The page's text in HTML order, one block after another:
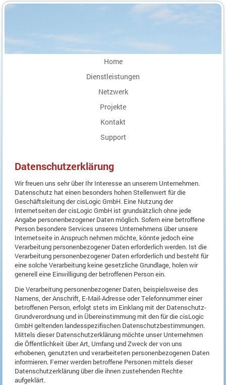
Home
Dienstleistungen
Netzwerk
Projekte
Kontakt
Support
Datenschutzerklärung
Wir freuen uns sehr über Ihr Interesse an unserem Unternehmen.
Datenschutz hat einen besonders hohen Stellenwert für die
Geschäftsleitung der cisLogic GmbH. Eine Nutzung der
Internetseiten der cisLogic GmbH ist grundsätzlich ohne jede
Angabe personenbezogener Daten möglich. Sofern eine betroffene
Person besondere Services unseres Unternehmens über unsere
Internetseite in Anspruch nehmen möchte, könnte jedoch eine
Verarbeitung personenbezogener Daten erforderlich werden. Ist die
Verarbeitung personenbezogener Daten erforderlich und besteht für
eine solche Verarbeitung keine gesetzliche Grundlage, holen wir
generell eine Einwilligung der betroffenen Person ein.
Die Verarbeitung personenbezogener Daten, beispielsweise des
Namens, der Anschrift, E-Mail-Adresse oder Telefonnummer einer
betroffenen Person, erfolgt stets im Einklang mit der Datenschutz-
Grundverordnung und in Übereinstimmung mit den für die cisLogic
GmbH geltenden landesspezifischen Datenschutzbestimmungen.
Mittels dieser Datenschutzerklärung möchte unser Unternehmen
die Öffentlichkeit über Art, Umfang und Zweck der von uns
erhobenen, genutzten und verarbeiteten personenbezogenen Daten
informieren. Ferner werden betroffene Personen mittels dieser
Datenschutzerklärung über die ihnen zustehenden Rechte
aufgeklärt.